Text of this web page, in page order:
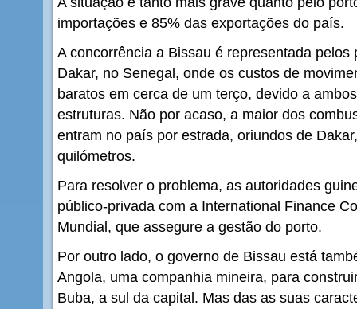
importações e 85% das exportações do país.
A concorrência a Bissau é representada
Dakar, no Senegal, onde os custos de
baratos em cerca de um terço, devido a
estruturas. Não por acaso, a maior dos
entram no país por estrada, oriundos de
quilómetros.
Para resolver o problema, as autoridades
público-privada com a International Finance
Mundial, que assegure a gestão do porto.
Por outro lado, o governo de Bissau está
Angola, uma companhia mineira, para
Buba, a sul da capital. Mas das as suas